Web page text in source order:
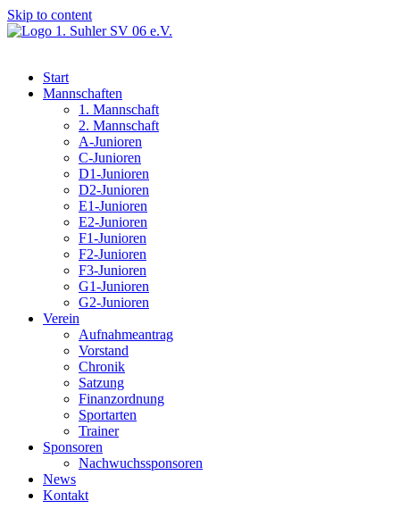
Skip to content
Start
Mannschaften
1. Mannschaft
2. Mannschaft
A-Junioren
C-Junioren
D1-Junioren
D2-Junioren
E1-Junioren
E2-Junioren
F1-Junioren
F2-Junioren
F3-Junioren
G1-Junioren
G2-Junioren
Verein
Aufnahmeantrag
Vorstand
Chronik
Satzung
Finanzordnung
Sportarten
Trainer
Sponsoren
Nachwuchssponsoren
News
Kontakt